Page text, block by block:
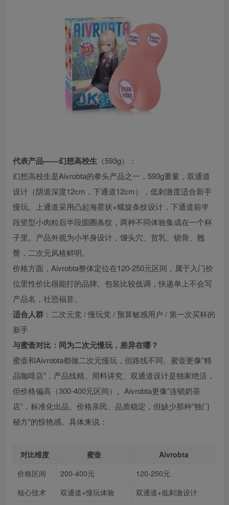
代表产品——幻想高校生 （593g）：
幻想高校生是Aivrobta的拳头产品之一，593g重量，双通道
设计（阴道深度12cm，下通道12cm），低刺激度适合新手
慢玩。上通道采用凸起海星状+螺旋条纹设计，下通道前半
段竖型小肉粒后半段圆圈条纹，两种不同体验集成在一个杯
子里。产品外观为小半身设计，馒头穴、贫乳、锁骨、翘
臀，二次元风格鲜明。
价格方面，Aivrobta整体定位在120-250元区间，属于入门价
位里性价比很能打的品牌。包装比较低调，快递单上不会写
产品名，社恐福音。
适合人群 ：二次元党 / 慢玩党 / 预算敏感用户 / 第一次买杯的
新手
与蜜壶对比：同为二次元慢玩，差异在哪？
蜜壶和Aivrobta都做二次元慢玩，但路线不同。蜜壶更像”精
品咖啡店”，产品线精、用料讲究、双通道设计是独家绝活，
但价格偏高（300-400元区间）。Aivrobta更像”连锁奶茶
店”，标准化出品、价格亲民、品质稳定，但缺少那种”独门
秘方”的惊艳感。具体来说：
对比维度 蜜壶
Aivrobta
价格区间
200-400元
120-250元
核心技术
双通道+慢玩体验
双通道+低刺激设计